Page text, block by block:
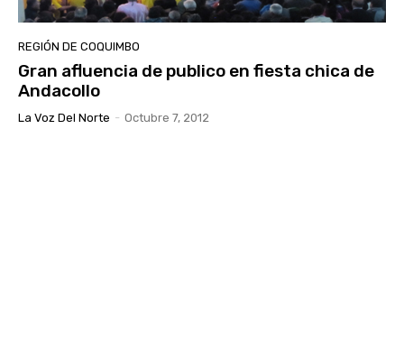
REGIÓN DE COQUIMBO
Gran afluencia de publico en fiesta chica de
Andacollo
La Voz Del Norte - Octubre 7, 2012